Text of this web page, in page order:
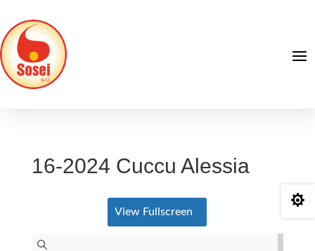
16-2024 Cuccu Alessia
View Fullscreen
